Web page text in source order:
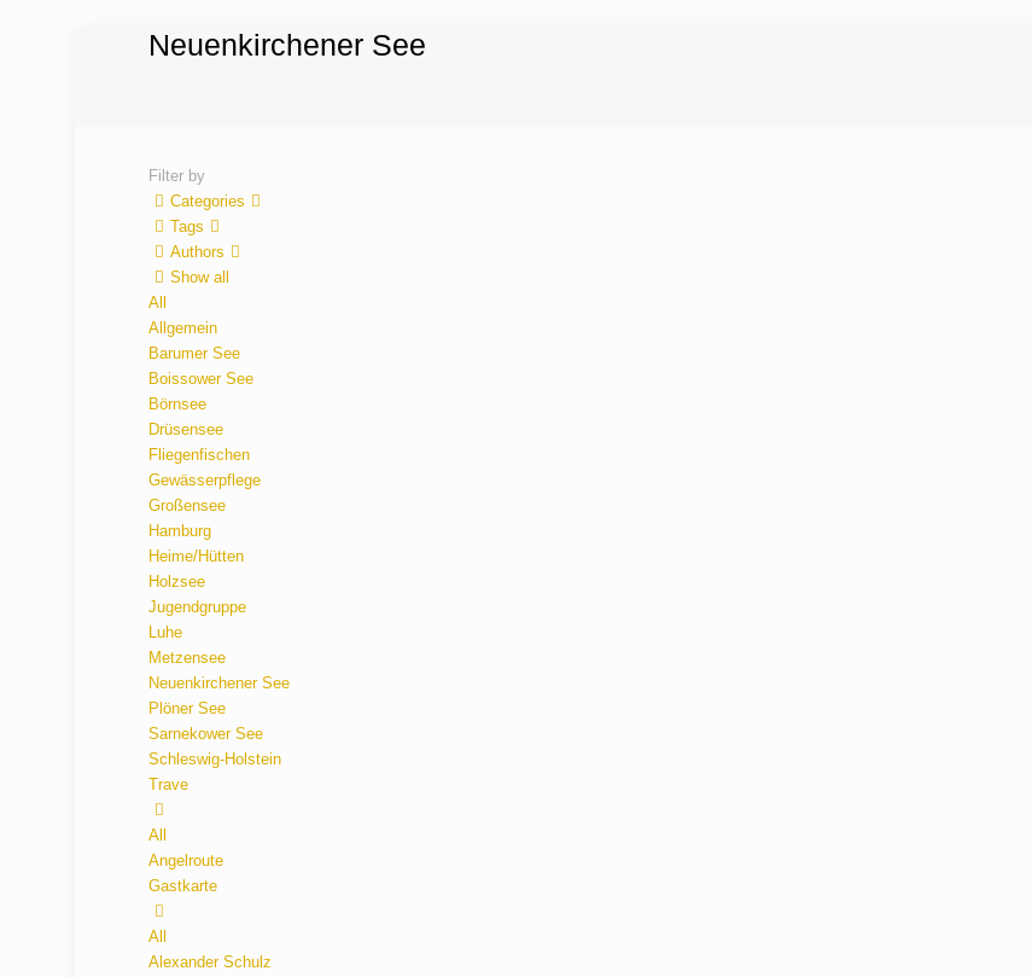
Neuenkirchener See
Filter by
Categories
Tags
Authors
Show all
All
Allgemein
Barumer See
Boissower See
Börnsee
Drüsensee
Fliegenfischen
Gewässerpflege
Großensee
Hamburg
Heime/Hütten
Holzsee
Jugendgruppe
Luhe
Metzensee
Neuenkirchener See
Plöner See
Sarnekower See
Schleswig-Holstein
Trave
All
Angelroute
Gastkarte
All
Alexander Schulz